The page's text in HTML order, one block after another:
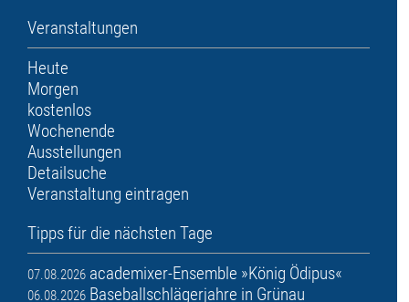
Veranstaltungen
Heute
Morgen
kostenlos
Wochenende
Ausstellungen
Detailsuche
Veranstaltung eintragen
Tipps für die nächsten Tage
07.08.2026 academixer-Ensemble »König Ödipus«
06.08.2026 Baseballschlägerjahre in Grünau